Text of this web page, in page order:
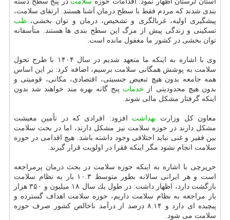
بندی شدند كه مردم فقط با سطح درمان آشنا هستند. ارتقای سلامت،
پیشگیری اولیه، غربالگری و تشخیص، درمان و توان بخشی، طب
تسكینی و زندگی پیش از مرگ این سطح بندی ها هستند. متأسفانه
توان بخشی در كشور ما مغفول مانده است.
وی با اشاره به اینكه ما متعهد شدیم در سال ۱۴۰۴ با طرح تحول
سلامت به پوشش همگانی سلامت برسیم، اضافه كرد: بر این اساس
همه جامعه بدون هیچ تبعیض جنسیتی، اقتصادی، مكانی، قومیتی و
بدون هیچ محدودیتی از خدمات پنج گانه بهره مند خواهند شد بدون
اینكه گرفتار مشكل مالی شوند.
معاون كل وزارت بهداشت افزود: افرادی كه در تأمین معیشت
مشكل دارند در حوزه سلامت نیز مشكل دارند، اما در بحث سلامت
بین فقیر و غنی نباید اختلافی وجود داشته باشد. هیچ اقدامی در حوزه
سلامت انجام نشود مگر اینكه فقرا در اولویت قرار گیرند.
حریرچی با اشاره به اینكه حوزه سلامت در بحث درمان پرمراجعه
است و هر ایرانی سالانه بطور متوسط ۱۰.۳ بار به نظام سلامت
بازگشت دارد، اظهار داشت: در طول یك سال ۱۸ میلیون و ۳۵۰ هزار
بار مراجعه به نظام سلامت داریم، حوزه سلامت اهداف گسترده و
پیچیده ای دارد و ۸.۱۴ درصد از درآمد ناخالص كشور صرف حوزه
سلامت می شود.